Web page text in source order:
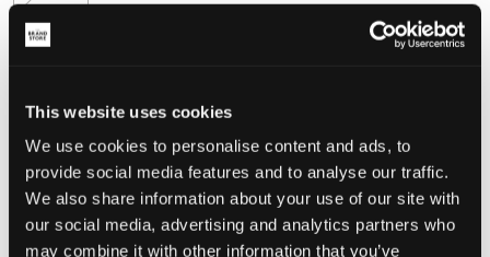
This website uses cookies
We use cookies to personalise content and ads, to
provide social media features and to analyse our traffic.
We also share information about your use of our site with
our social media, advertising and analytics partners who
may combine it with other information that you’ve
Klein Perfekt
GRÖSSENBERATER
WÄHLEN SIE EINE GRÖSSE